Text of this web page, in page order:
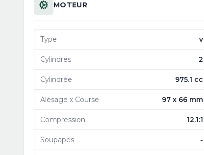
MOTEUR
Type v
Cylindres 2
Cylindrée 975.1 cc
Alésage x Course 97 x 66 mm
Compression 12.1:1
Soupapes -